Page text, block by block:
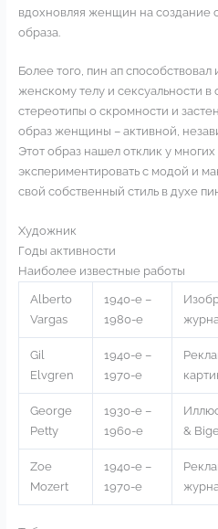
вдохновляя женщин на создание
образа.
Более того, пин ап
женскому телу и сексуальности
стереотипы о скромности и
образ женщины – активной,
Этот образ нашел отклик у
экспериментировать с модой и
свой собственный стиль в духе
Художник
Годы активности
Наиболее известные работы
Alberto
Vargas
1940-е –
1980-е
Gil
Elvgren
1940-е –
1970-е
George
Petty
1930-е –
1960-е
&
Zoe
Mozert
1940-е –
1970-е